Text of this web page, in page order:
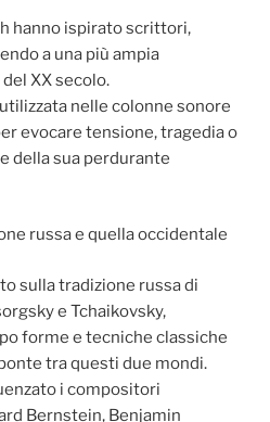
hanno ispirato scrittori,
a una più ampia
XX secolo.
nelle colonne sonore
evocare tensione, tragedia o
della sua perdurante
russa e quella occidentale
sulla tradizione russa di
e Tchaikovsky,
forme e tecniche classiche
tra questi due mondi.
i compositori
Bernstein, Benjamin